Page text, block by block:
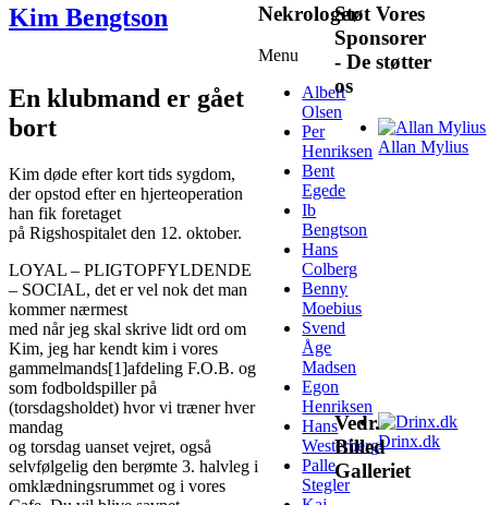
Kim Bengtson
En klubmand er gået
bort
Kim døde efter kort tids sygdom,
der opstod efter en hjerteoperation
han fik foretaget
på Rigshospitalet den 12. oktober.
LOYAL – PLIGTOPFYLDENDE
– SOCIAL, det er vel nok det man
kommer nærmest
med når jeg skal skrive lidt ord om
Kim, jeg har kendt kim i vores
gammelmands[1]afdeling F.O.B. og
som fodboldspiller på
(torsdagsholdet) hvor vi træner hver
mandag
og torsdag uanset vejret, også
selvfølgelig den berømte 3. halvleg i
omklædningsrummet og i vores
Nekrologer
Menu
Albert
Olsen
Per
Henriksen
Bent
Egede
Ib
Bengtson
Hans
Colberg
Benny
Moebius
Svend
Åge
Madsen
Egon
Henriksen
Hans
Westerberg
Palle
Stegler
Støt Vores
Sponsorer
- De støtter
os
Allan Mylius
Drinx.dk
Vedr.
Billed
Galleriet